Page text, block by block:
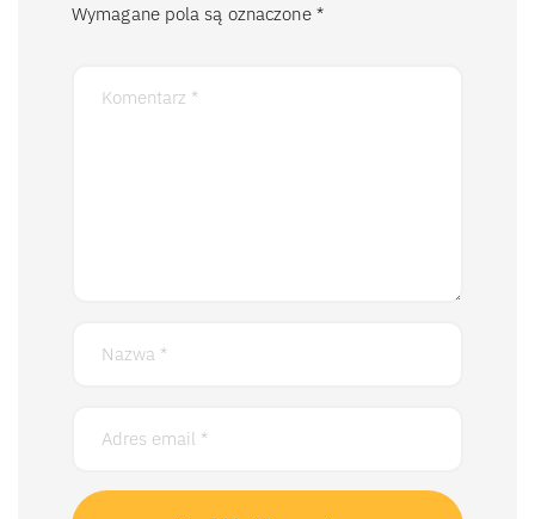
Wymagane pola są oznaczone *